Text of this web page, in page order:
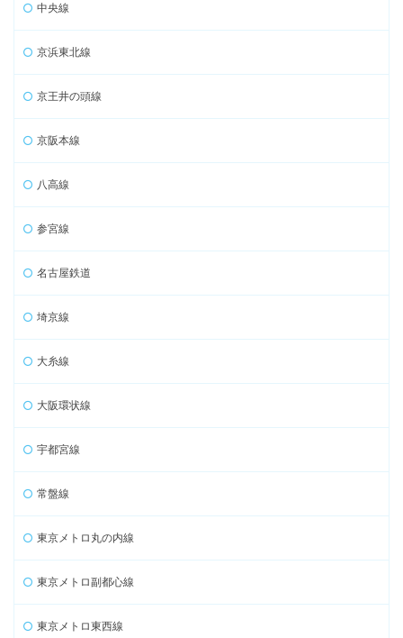
中央線
京浜東北線
京王井の頭線
京阪本線
八高線
参宮線
名古屋鉄道
埼京線
大糸線
大阪環状線
宇都宮線
常盤線
東京メトロ丸の内線
東京メトロ副都心線
東京メトロ東西線